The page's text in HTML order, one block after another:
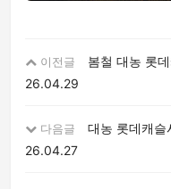
이전글
봄철 대농 롯
26.04.29
다음글
대농 롯데캐슬
26.04.27